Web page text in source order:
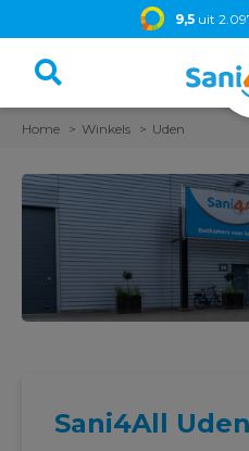
9,5 uit
Home Winkels Uden
Sani4All Uden